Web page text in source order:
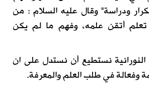
ودراسة" وقال عليه السلام : من
تعلم أتقن علمه، وفهم ما لم يكن
رانيةنستطيع أن نستدلعلى ان
وفعالة في طلب العلم والمعرفة.